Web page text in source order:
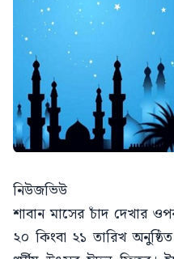
নিউজভিউ
শাবান মাসের চাঁদ দেখার
২০ কিংবা ২১ তারিখ